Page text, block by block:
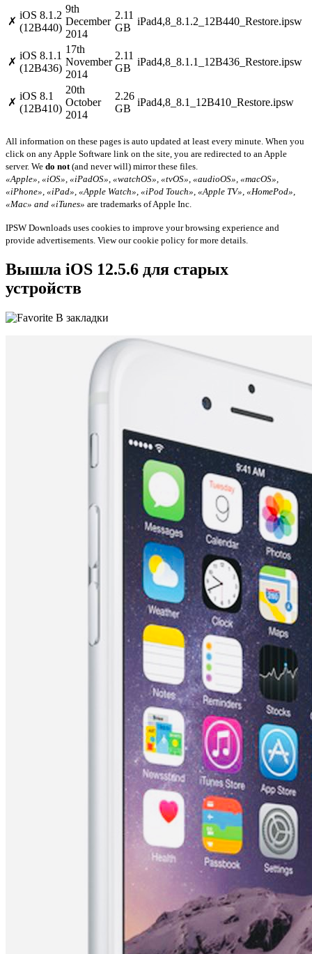
✗
iOS 8.1.2
(12B440)
9th
December
2014
2.11
GB
iPad4,8_8.1.2_12B440_Restore.ipsw
✗
iOS 8.1.1
(12B436)
17th
November
2014
2.11
GB
iPad4,8_8.1.1_12B436_Restore.ipsw
✗
iOS 8.1
(12B410)
20th
October
2014
2.26
GB
iPad4,8_8.1_12B410_Restore.ipsw
All information on these pages is auto updated at least every minute. When you
click on any Apple Software link on the site, you are redirected to an Apple
server. We do not(and never will) mirror these files.
«Apple», «iOS», «iPadOS», «watchOS», «tvOS», «audioOS», «macOS»,
«iPhone», «iPad», «Apple Watch», «iPod Touch», «Apple TV», «HomePod»,
«Mac» and «iTunes» are trademarks of Apple Inc.
IPSW Downloads uses cookies to improve your browsing experience and
provide advertisements. View our cookie policy for more details.
Вышла iOS 12.5.6 для старых
устройств
В закладки